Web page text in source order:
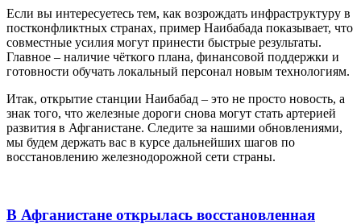
Если вы интересуетесь тем, как возрождать инфраструктуру в
постконфликтных странах, пример Наибабада показывает, что
совместные усилия могут принести быстрые результаты.
Главное – наличие чёткого плана, финансовой поддержки и
готовности обучать локальный персонал новым технологиям.
Итак, открытие станции Наибабад – это не просто новость, а
знак того, что железные дороги снова могут стать артерией
развития в Афганистане. Следите за нашими обновлениями,
мы будем держать вас в курсе дальнейших шагов по
восстановлению железнодорожной сети страны.
В Афганистане открылась восстановленная